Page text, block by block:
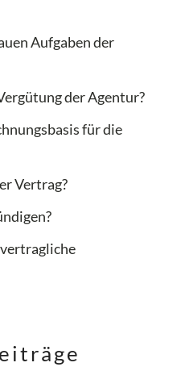
Aufgaben der
der Agentur?
für die
Vertrag?